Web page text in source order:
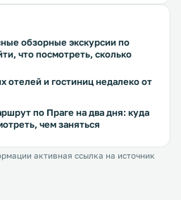
обзорные экскурсии по
что посмотреть, сколько
отелей и гостиниц недалеко от
по Праге на два дня: куда
чем заняться
активная ссылка на источник